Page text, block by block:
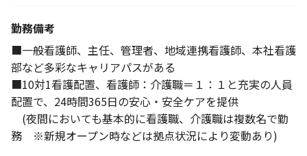
勤務備考
■一般看護師、主任、管理者、地域連携看護師、本社看護
部など多彩なキャリアパスがある
■10対1看護配置、看護師：介護職＝１：１と充実の人員
配置で、24時間365日の安心・安全ケアを提供
(夜間においても基本的に看護職、介護職は複数名で勤
務 ※新規オープン時などは拠点状況により変動あり)